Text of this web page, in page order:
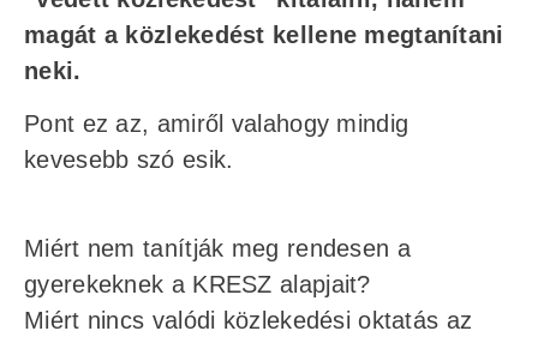
magát a közlekedést kellene megtanítani
neki.
Pont ez az, amiről valahogy mindig
kevesebb szó esik.
Miért nem tanítják meg rendesen a
gyerekeknek a KRESZ alapjait?
Miért nincs valódi közlekedési oktatás az